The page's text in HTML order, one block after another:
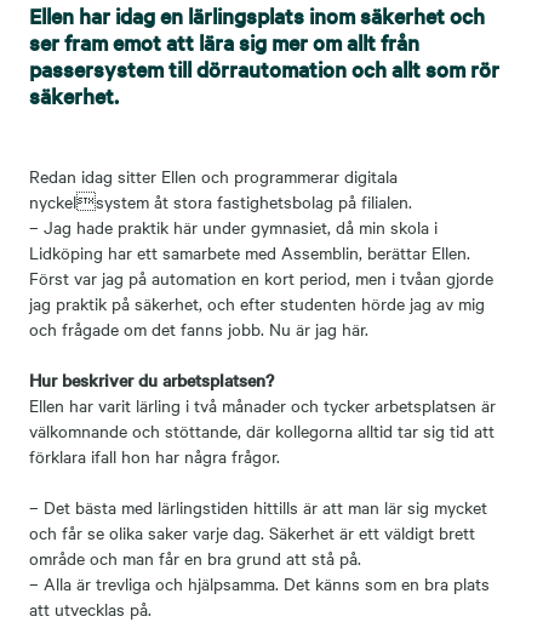
Ellen har idag en lärlingsplats inom säkerhet och
ser fram emot att lära sig mer om allt från
passersystem till dörrautomation och allt som rör
säkerhet.
Redan idag sitter Ellen och programmerar digitala
nyckelsystem åt stora fastighetsbolag på filialen.
– Jag hade praktik här under gymnasiet, då min skola i
Lidköping har ett samarbete med Assemblin, berättar Ellen.
Först var jag på automation en kort period, men i tvåan gjorde
jag praktik på säkerhet, och efter studenten hörde jag av mig
och frågade om det fanns jobb. Nu är jag här.
Hur beskriver du arbetsplatsen?
Ellen har varit lärling i två månader och tycker arbetsplatsen är
välkomnande och stöttande, där kollegorna alltid tar sig tid att
förklara ifall hon har några frågor.
– Det bästa med lärlingstiden hittills är att man lär sig mycket
och får se olika saker varje dag. Säkerhet är ett väldigt brett
område och man får en bra grund att stå på.
– Alla är trevliga och hjälpsamma. Det känns som en bra plats
att utvecklas på.